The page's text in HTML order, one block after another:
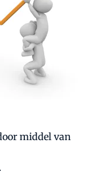
middel van